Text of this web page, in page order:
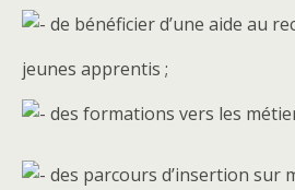
de bénéficier d’une aide au
jeunes apprentis ;
des formations vers les
des parcours d’insertion sur